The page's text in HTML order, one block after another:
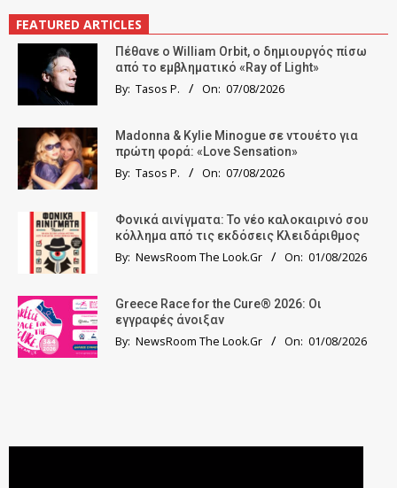
FEATURED ARTICLES
Πέθανε ο William Orbit, ο δημιουργός πίσω
από το εμβληματικό «Ray of Light»
By: Tasos P. On: 07/08/2026
Madonna & Kylie Minogue σε ντουέτο για
πρώτη φορά: «Love Sensation»
By: Tasos P. On: 07/08/2026
Φονικά αινίγματα: Το νέο καλοκαιρινό σου
κόλλημα από τις εκδόσεις Κλειδάριθμος
By: NewsRoom The Look.Gr On: 01/08/2026
Greece Race for the Cure® 2026: Οι
εγγραφές άνοιξαν
By: NewsRoom The Look.Gr On: 01/08/2026